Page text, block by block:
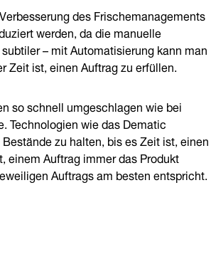
des Frischemanagements
werden, da die manuelle
– mit Automatisierung kann man
Zeit ist, einen Auftrag zu erfüllen.
so schnell umgeschlagen wie bei
Technologien wie das Dematic
zu halten, bis es Zeit ist, einen
einem Auftrag immer das Produkt
Auftrags am besten entspricht.